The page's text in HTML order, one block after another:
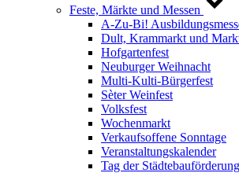
Feste, Märkte und Messen
A-Zu-Bi!
Dult, Krammarkt und
Hofgartenfest
Neuburger Weihnacht
Multi-Kulti-Bürgerfest
Sèter Weinfest
Volksfest
Wochenmarkt
Verkaufsoffene Sonntage
Veranstaltungskalender
Tag der Städtebauförderung